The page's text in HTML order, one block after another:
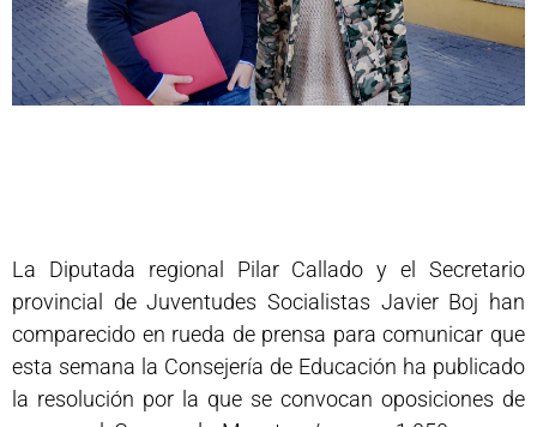
La Diputada regional Pilar Callado y el Secretario
provincial de Juventudes Socialistas Javier Boj han
comparecido en rueda de prensa para comunicar que
esta semana la Consejería de Educación ha publicado
la resolución por la que se convocan oposiciones de